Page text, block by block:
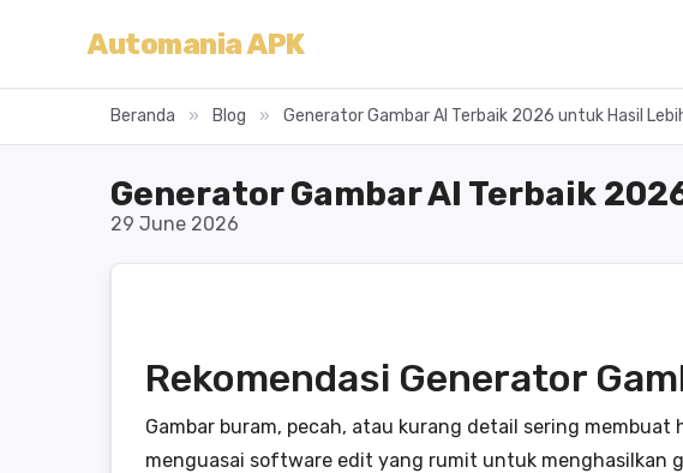
Automania APK
Beranda » Blog » Generator Gambar AI Terbaik 2026 untuk Hasil
Generator Gambar AI Terbaik
29 June 2026
Rekomendasi Generator
Gambar buram, pecah, atau kurang detail sering
menguasai software edit yang rumit untuk menghasilkan